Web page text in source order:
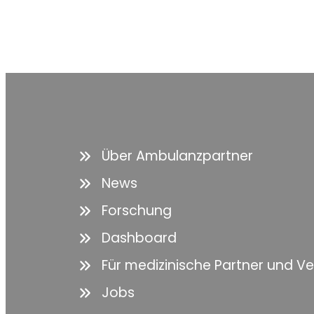
Über Ambulanzpartner
News
Forschung
Dashboard
Für medizinische Partner und
Jobs